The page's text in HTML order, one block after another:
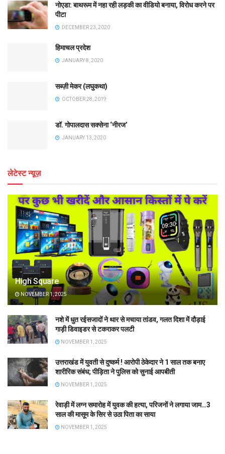
नोएडा: बाथरूम में नहा रही लड़की का वीडियो बनाया, विरोध करने पर
पीटा
DECEMBER 23, 2020
हिमाचल प्रदेश
JANUARY 8, 2020
सब्ज़ी मेकर (लघुकथा)
OCTOBER 28, 2019
डॉ. गोपालदास सक्सेना ‘नीरज’
JANUARY 13, 2020
लेटेस्ट न्यूज़
High Square
NOVEMBER 1, 2025
नशे में धुत रईसजादों ने थार से मचाया तांडव, गलत दिशा में दौड़ाई
गाड़ी डिवाइडर से टकराकर पलटी
NOVEMBER 1, 2025
उत्तराखंड में युवती से दुष्कर्म ! आरोपी ठेकेदार ने 1 साल तक बनाए
शारीरिक संबंध; पीड़िता ने पुलिस को सुनाई आपबीती
NOVEMBER 1, 2025
रेवाड़ी में लग्न समारोह में युवक की हत्या, परिजनों ने लगाया जाम…3
साल की मासूम के सिर से उठा पिता का साया
NOVEMBER 1, 2025